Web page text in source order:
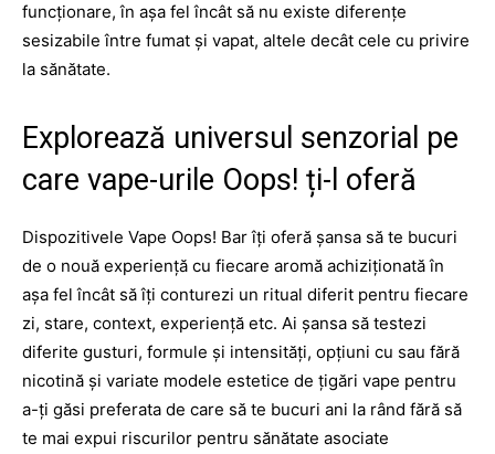
funcționare, în așa fel încât să nu existe diferențe
sesizabile între fumat și vapat, altele decât cele cu privire
la sănătate.
Explorează universul senzorial pe
care vape-urile Oops! ți-l oferă
Dispozitivele Vape Oops! Bar îți oferă șansa să te bucuri
de o nouă experiență cu fiecare aromă achiziționată în
așa fel încât să îți conturezi un ritual diferit pentru fiecare
zi, stare, context, experiență etc. Ai șansa să testezi
diferite gusturi, formule și intensități, opțiuni cu sau fără
nicotină și variate modele estetice de țigări vape pentru
a-ți găsi preferata de care să te bucuri ani la rând fără să
te mai expui riscurilor pentru sănătate asociate